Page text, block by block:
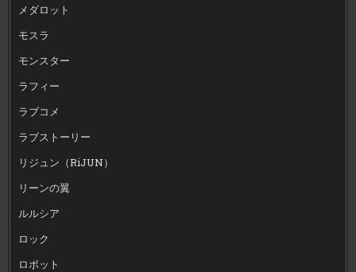
メダロット
モスラ
モンスター
ラフィー
ラブコメ
ラブストーリー
リジュン（RiJUN）
リーンの翼
ルルシア
ロック
ロボット